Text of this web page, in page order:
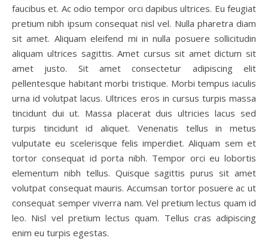
faucibus et. Ac odio tempor orci dapibus ultrices. Eu feugiat
pretium nibh ipsum consequat nisl vel. Nulla pharetra diam
sit amet. Aliquam eleifend mi in nulla posuere sollicitudin
aliquam ultrices sagittis. Amet cursus sit amet dictum sit
amet justo. Sit amet consectetur adipiscing elit
pellentesque habitant morbi tristique. Morbi tempus iaculis
urna id volutpat lacus. Ultrices eros in cursus turpis massa
tincidunt dui ut. Massa placerat duis ultricies lacus sed
turpis tincidunt id aliquet. Venenatis tellus in metus
vulputate eu scelerisque felis imperdiet. Aliquam sem et
tortor consequat id porta nibh. Tempor orci eu lobortis
elementum nibh tellus. Quisque sagittis purus sit amet
volutpat consequat mauris. Accumsan tortor posuere ac ut
consequat semper viverra nam. Vel pretium lectus quam id
leo. Nisl vel pretium lectus quam. Tellus cras adipiscing
enim eu turpis egestas.